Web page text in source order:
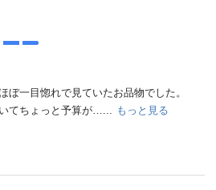
ぼ一目惚れで見ていたお品物でした。
てちょっと予算が…... もっと見る